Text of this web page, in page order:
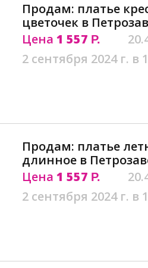
Продам: платье
цветочек в
Цена 1 557 Р.
2 сентября 2024 г. в
Продам: платье
длинное в
Цена 1 557 Р.
2 сентября 2024 г. в